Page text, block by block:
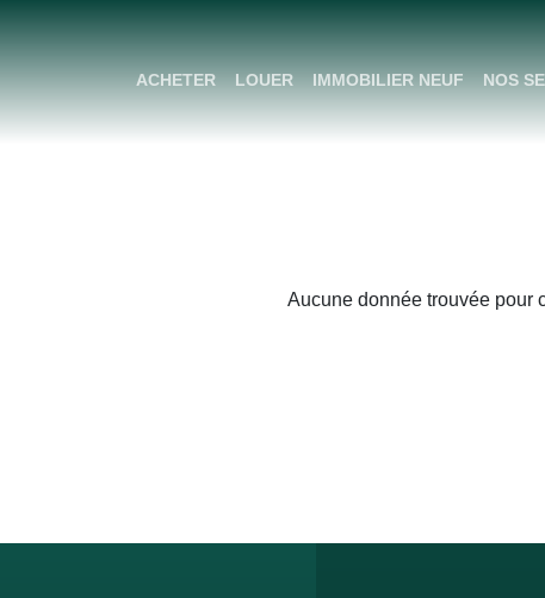
ACHETER LOUER IMMOBILIER NEUF NOS
Aucune donnée trouvée pour